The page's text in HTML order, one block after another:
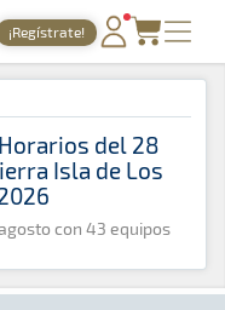
desde 1999
¡Regístrate!
PORTADA
TIEMPOS ONLINE
NOTICIAS
AGENDA
GALERÍAS
Ciudad de Telde 2014
del 28
Isla de Los
con 43 equipos